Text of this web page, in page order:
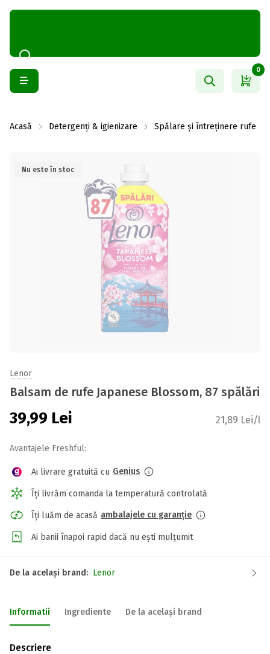
0
Acasă Detergenți & igienizare Spălare și întreținere rufe
Nu este în stoc
Lenor
Balsam de rufe Japanese Blossom, 87 spălări
39,99 Lei 21,89 Lei/l
Avantajele Freshful:
Ai livrare gratuită cu Genius
Îți livrăm comanda la temperatură controlată
Îți luăm de acasă ambalajele cu garanție
Ai banii înapoi rapid dacă nu ești mulțumit
De la același brand: Lenor
Informatii Ingrediente De la același brand
Descriere